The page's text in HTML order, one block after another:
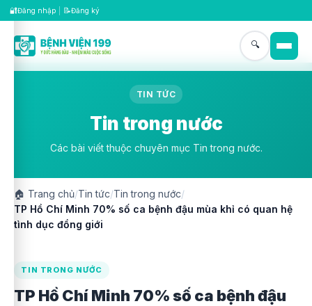
🔐Đăng nhập 📝Đăng ký
🔍
TIN TỨC
Tin trong nước
Các bài viết thuộc chuyên mục Tin trong nước.
🏠 Trang chủ/Tin tức/Tin trong nước/
TP Hồ Chí Minh 70% số ca bệnh đậu mùa khỉ có quan hệ
tình dục đồng giới
TIN TRONG NƯỚC
TP Hồ Chí Minh 70% số ca bệnh đậu